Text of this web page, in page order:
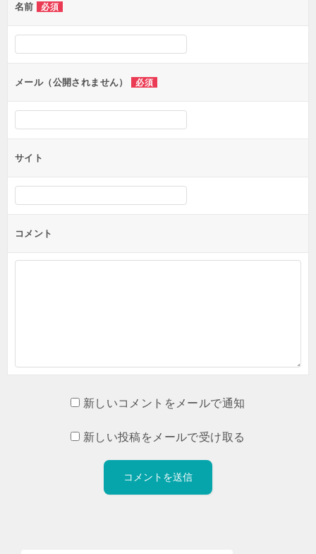
ー
シ
ョ
ン
名前 必須
メール（公開されません） 必須
サイト
コメント
新しいコメントをメールで通知
新しい投稿をメールで受け取る